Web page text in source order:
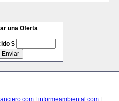
una Oferta
$
| informeambiental.com|